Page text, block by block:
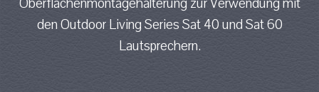
den Outdoor Living Series Sat 40 und Sat 60
Lautsprechern.